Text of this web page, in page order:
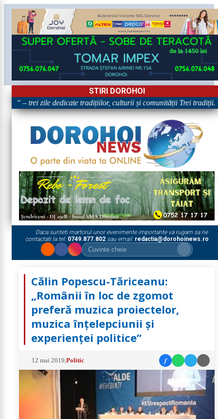
STIRI DOROHOI
– trei zile dedicate tradițiilor, culturii și comunității Trei tradiții.
Daca sunteti martorul unor evenimente importante va rugam sa ne
contactati la tel: 0749.877.802sau email: redactia@dorohoinews.ro
Călin Popescu-Tăriceanu:
„Românii în loc de zgomot
preferă muzica proiectelor,
muzica înțelepciunii și
experienței politice”
12 mai 2019 ,Politic f